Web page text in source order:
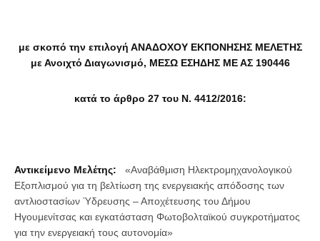
με σκοπό την επιλογή ΑΝΑΔΟΧΟΥ ΕΚΠΟΝΗΣΗΣ ΜΕΛΕΤΗΣ
με Ανοιχτό Διαγωνισμό, ΜΕΣΩ ΕΣΗΔΗΣ ΜΕ ΑΣ 190446
κατά το άρθρο 27 του Ν. 4412/2016:
Αντικείμενο Μελέτης: «Αναβάθμιση Ηλεκτρομηχανολογικού
Εξοπλισμού για τη βελτίωση της ενεργειακής απόδοσης των
αντλιοστασίων Ύδρευσης – Αποχέτευσης του Δήμου
Ηγουμενίτσας και εγκατάσταση Φωτοβολταϊκού συγκροτήματος
για την ενεργειακή τους αυτονομία»